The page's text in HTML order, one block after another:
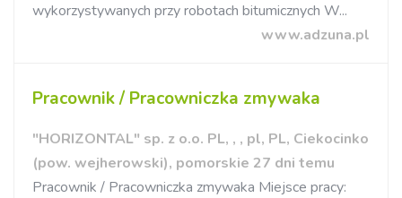
wykorzystywanych przy robotach bitumicznych W...
www.adzuna.pl
Pracownik / Pracowniczka zmywaka
"HORIZONTAL" sp. z o.o. PL, , , pl, PL, Ciekocinko
(pow. wejherowski), pomorskie 27 dni temu
Pracownik / Pracowniczka zmywaka Miejsce pracy: